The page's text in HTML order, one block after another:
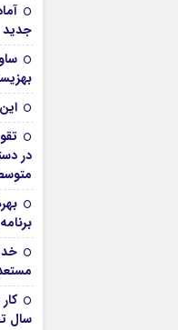
جدید
در
سال